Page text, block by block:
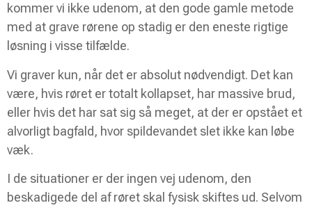
kommer vi ikke udenom, at den gode gamle metode
med at grave rørene op stadig er den eneste rigtige
løsning i visse tilfælde.
Vi graver kun, når det er absolut nødvendigt. Det kan
være, hvis røret er totalt kollapset, har massive brud,
eller hvis det har sat sig så meget, at der er opstået et
alvorligt bagfald, hvor spildevandet slet ikke kan løbe
væk.
I de situationer er der ingen vej udenom, den
beskadigede del af røret skal fysisk skiftes ud. Selvom